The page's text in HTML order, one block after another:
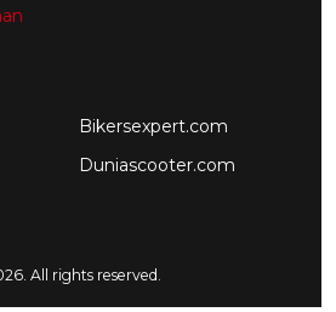
Bikersexpert.com
Duniascooter.com
All rights reserved.